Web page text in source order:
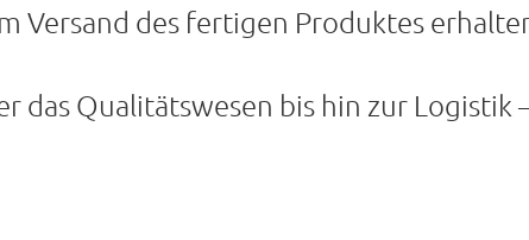
Versand des fertigen Produktes
das Qualitätswesen bis hin zur Logistik